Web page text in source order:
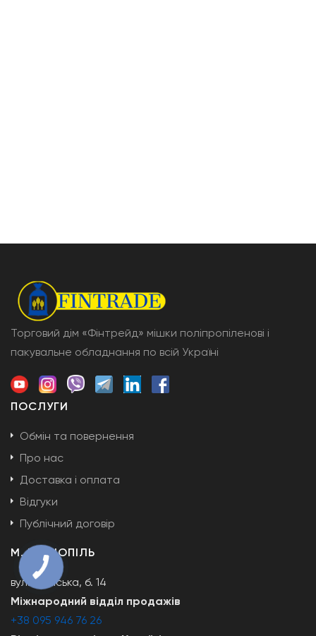
Торговий дім «Фінтрейд» мішки поліпропіленові і
пакувальне обладнання по всій Україні
ПОСЛУГИ
Обмін та повернення
Про нас
Доставка і оплата
Відгуки
Публічний договір
М. ТЕРНОПІЛЬ
вул. Поліська, б. 14
Міжнародний відділ продажів
+38 095 946 76 26